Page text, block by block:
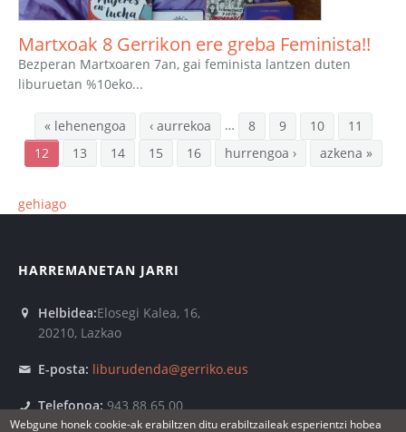
Martxoak 8 Gerrikon ere greba Feminista!!
Bezperan Martxoaren 7an, gai feminista lantzen duten
liburuetan %10eko...
« lehenengoa ‹ aurrekoa … 8 9 10
11
12
13 14 15 16 hurrengoa › azkena »
gehiago
HARREMANETAN JARRI
Helbidea:Elosegi Kalea, 16,
20210, Lazkao
E-posta: liburudenda@gerriko.eus
Telefonoa:943 88 65 00
Webgune honek cookie-ak erabiltzen ditu erabiltzaileak esperientzi hobea